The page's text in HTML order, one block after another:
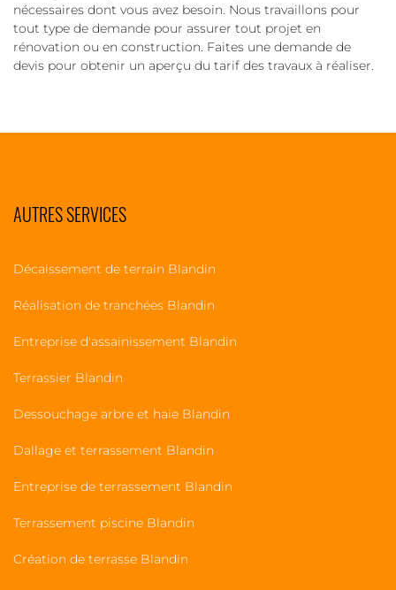
nécessaires dont vous avez besoin. Nous travaillons pour
tout type de demande pour assurer tout projet en
rénovation ou en construction. Faites une demande de
devis pour obtenir un aperçu du tarif des travaux à réaliser.
AUTRES SERVICES
Décaissement de terrain Blandin
Réalisation de tranchées Blandin
Entreprise d'assainissement Blandin
Terrassier Blandin
Dessouchage arbre et haie Blandin
Dallage et terrassement Blandin
Entreprise de terrassement Blandin
Terrassement piscine Blandin
Création de terrasse Blandin